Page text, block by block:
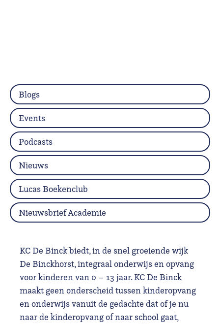
KC De Binck biedt, in de snel groeiende wijk
De Binckhorst, integraal onderwijs en opvang
voor kinderen van 0 – 13 jaar. KC De Binck
maakt geen onderscheid tussen kinderopvang
en onderwijs vanuit de gedachte dat of je nu
naar de kinderopvang of naar school gaat,
Blogs
Events
Podcasts
Nieuws
Lucas Boekenclub
Nieuwsbrief Academie